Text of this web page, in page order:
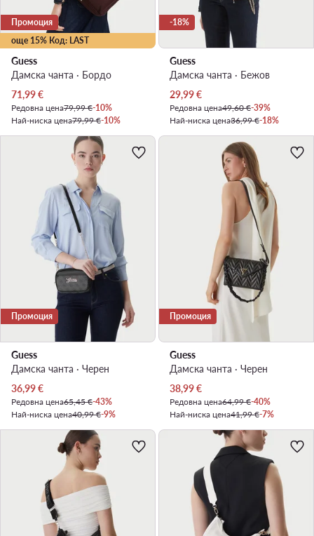
още 15% Код: LAST
Промоция
Guess
Дамска чанта · Бордо
Актуална цена
71,99€
Редовна цена79,99 €-10%
Най-ниска цена79,99 €-10%
-18%
Guess
Дамска чанта · Бежов
Актуална цена
29,99€
Редовна цена49,60 €-39%
Най-ниска цена36,99 €-18%
Промоция
Guess
Дамска чанта · Черен
Актуална цена
36,99€
Редовна цена65,45 €-43%
Най-ниска цена40,99 €-9%
Промоция
Guess
Дамска чанта · Черен
Актуална цена
38,99€
Редовна цена64,99 €-40%
Най-ниска цена41,99 €-7%